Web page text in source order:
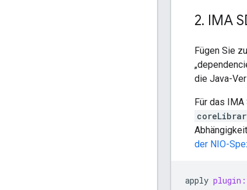
2. IMA
Fügen Sie
die Java-
Für das
der NIO-
apply plugin: